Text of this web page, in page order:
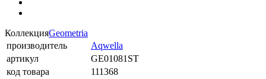
КоллекцияGeometria
производитель
Aqwella
артикул
GE01081ST
код товара
111368